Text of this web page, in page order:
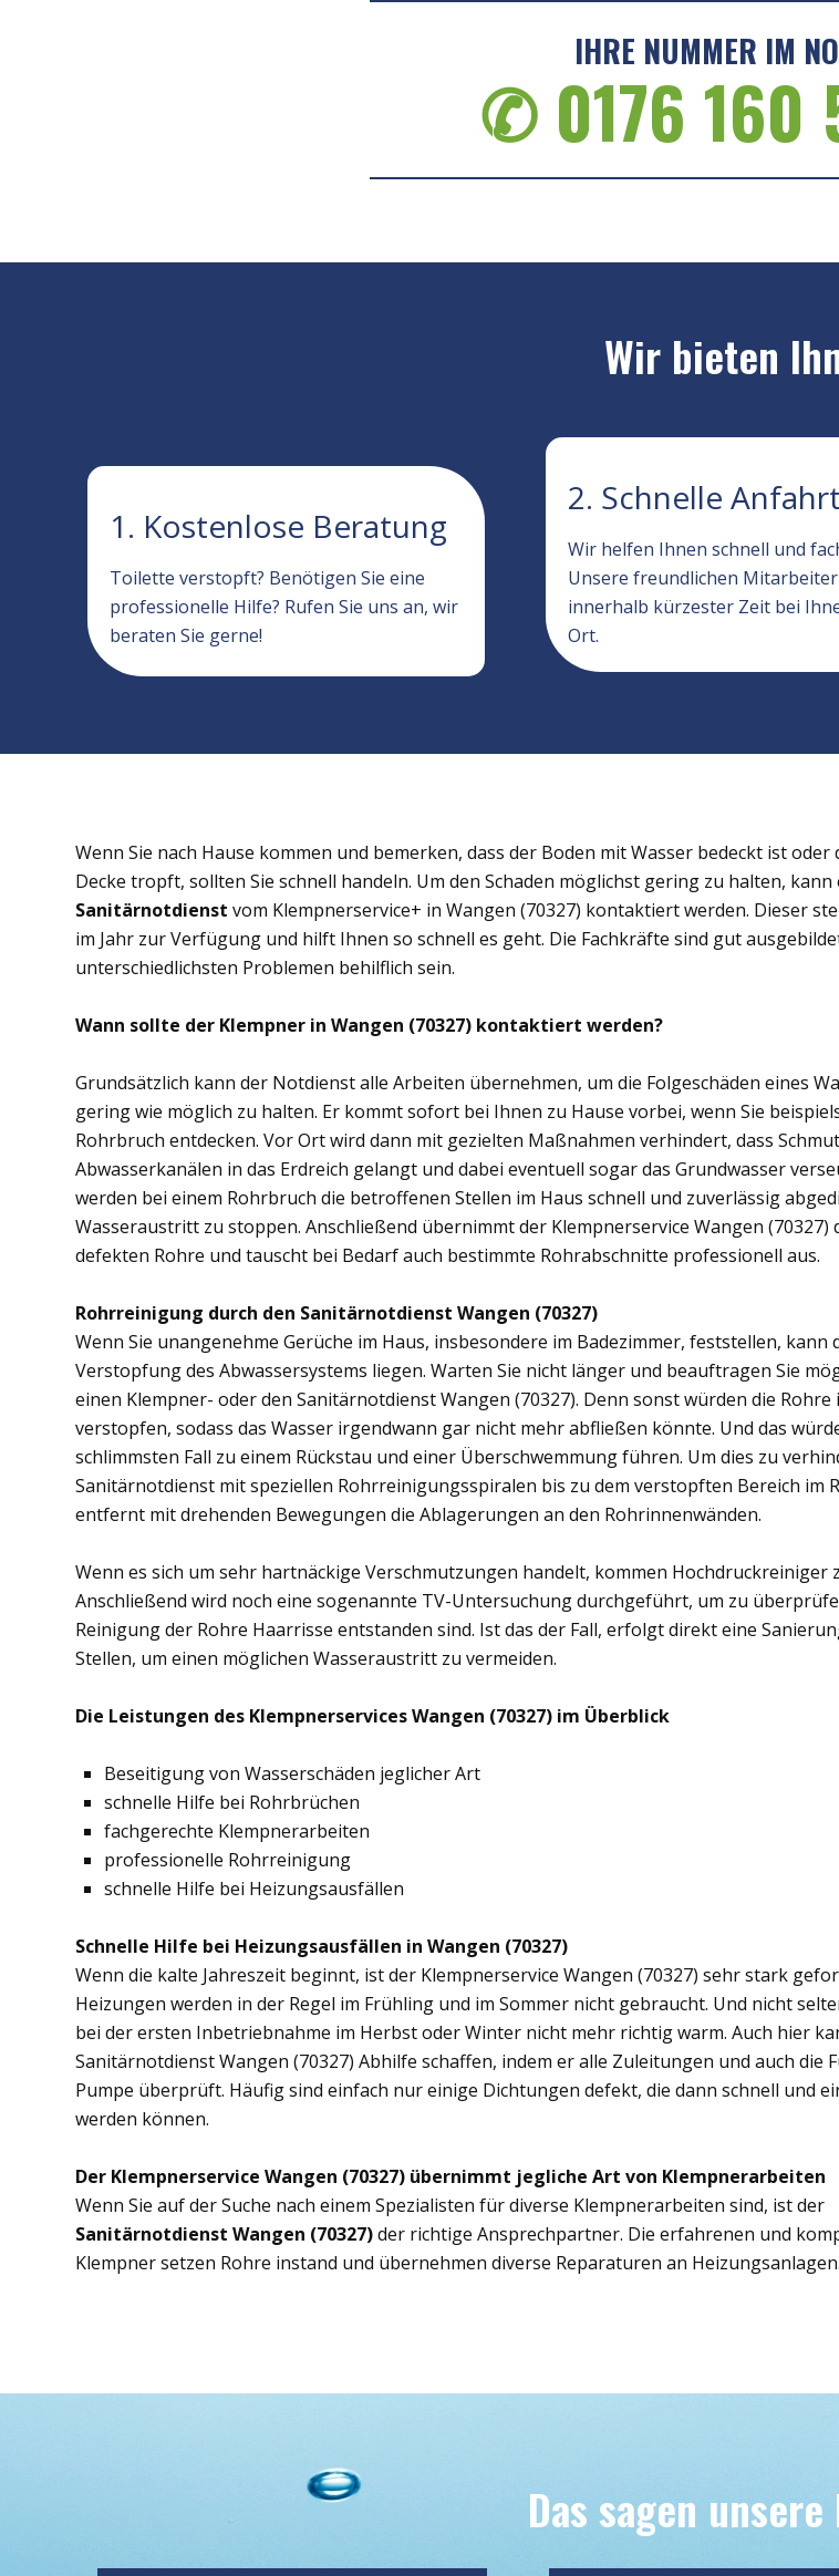
IHRE NUMMER IM
✆ 0176 160
Wir bieten
1. Kostenlose Beratung
Toilette verstopft? Benötigen Sie eine
professionelle Hilfe? Rufen Sie uns an, wir
beraten Sie gerne!
2. Schnelle Anfahrt
Wir helfen Ihnen schnell und
Unsere freundlichen
innerhalb kürzester Zeit bei
Ort.
Wenn Sie nach Hause kommen und bemerken, dass der Boden mit Wasser bedeckt ist oder
Decke tropft, sollten Sie schnell handeln. Um den Schaden möglichst gering zu halten, kann
Sanitärnotdienst vom Klempnerservice+ in Wangen (70327) kontaktiert werden. Dieser
im Jahr zur Verfügung und hilft Ihnen so schnell es geht. Die Fachkräfte sind gut
unterschiedlichsten Problemen behilflich sein.
Wann sollte der Klempner in Wangen (70327) kontaktiert werden?
Grundsätzlich kann der Notdienst alle Arbeiten übernehmen, um die Folgeschäden eines
gering wie möglich zu halten. Er kommt sofort bei Ihnen zu Hause vorbei, wenn Sie
Rohrbruch entdecken. Vor Ort wird dann mit gezielten Maßnahmen verhindert, dass
Abwasserkanälen in das Erdreich gelangt und dabei eventuell sogar das Grundwasser
werden bei einem Rohrbruch die betroffenen Stellen im Haus schnell und zuverlässig
Wasseraustritt zu stoppen. Anschließend übernimmt der Klempnerservice Wangen (70327)
defekten Rohre und tauscht bei Bedarf auch bestimmte Rohrabschnitte professionell aus.
Rohrreinigung durch den Sanitärnotdienst Wangen (70327)
Wenn Sie unangenehme Gerüche im Haus, insbesondere im Badezimmer, feststellen, kann
Verstopfung des Abwassersystems liegen. Warten Sie nicht länger und beauftragen Sie
einen Klempner- oder den Sanitärnotdienst Wangen (70327). Denn sonst würden die
verstopfen, sodass das Wasser irgendwann gar nicht mehr abfließen könnte. Und das
schlimmsten Fall zu einem Rückstau und einer Überschwemmung führen. Um dies zu
Sanitärnotdienst mit speziellen Rohrreinigungsspiralen bis zu dem verstopften Bereich im
entfernt mit drehenden Bewegungen die Ablagerungen an den Rohrinnenwänden.
Wenn es sich um sehr hartnäckige Verschmutzungen handelt, kommen Hochdruckreiniger
Anschließend wird noch eine sogenannte TV-Untersuchung durchgeführt, um zu
Reinigung der Rohre Haarrisse entstanden sind. Ist das der Fall, erfolgt direkt eine
Stellen, um einen möglichen Wasseraustritt zu vermeiden.
Die Leistungen des Klempnerservices Wangen (70327) im Überblick
Beseitigung von Wasserschäden jeglicher Art
schnelle Hilfe bei Rohrbrüchen
fachgerechte Klempnerarbeiten
professionelle Rohrreinigung
schnelle Hilfe bei Heizungsausfällen
Schnelle Hilfe bei Heizungsausfällen in Wangen (70327)
Wenn die kalte Jahreszeit beginnt, ist der Klempnerservice Wangen (70327) sehr stark
Heizungen werden in der Regel im Frühling und im Sommer nicht gebraucht. Und nicht
bei der ersten Inbetriebnahme im Herbst oder Winter nicht mehr richtig warm. Auch hier
Sanitärnotdienst Wangen (70327) Abhilfe schaffen, indem er alle Zuleitungen und auch die
Pumpe überprüft. Häufig sind einfach nur einige Dichtungen defekt, die dann schnell und
werden können.
Der Klempnerservice Wangen (70327) übernimmt jegliche Art von Klempnerarbeiten
Wenn Sie auf der Suche nach einem Spezialisten für diverse Klempnerarbeiten sind, ist der
Sanitärnotdienst Wangen (70327)der richtige Ansprechpartner. Die erfahrenen und
Klempner setzen Rohre instand und übernehmen diverse Reparaturen an Heizungsanlagen.
Das sagen unsere